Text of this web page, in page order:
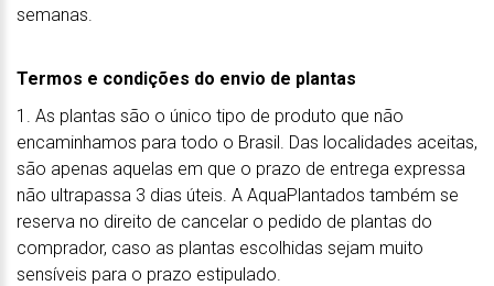
semanas.
Termos e condições do envio de plantas
1. As plantas são o único tipo de produto que não
encaminhamos para todo o Brasil. Das localidades aceitas,
são apenas aquelas em que o prazo de entrega expressa
não ultrapassa 3 dias úteis. A AquaPlantados também se
reserva no direito de cancelar o pedido de plantas do
comprador, caso as plantas escolhidas sejam muito
sensíveis para o prazo estipulado.